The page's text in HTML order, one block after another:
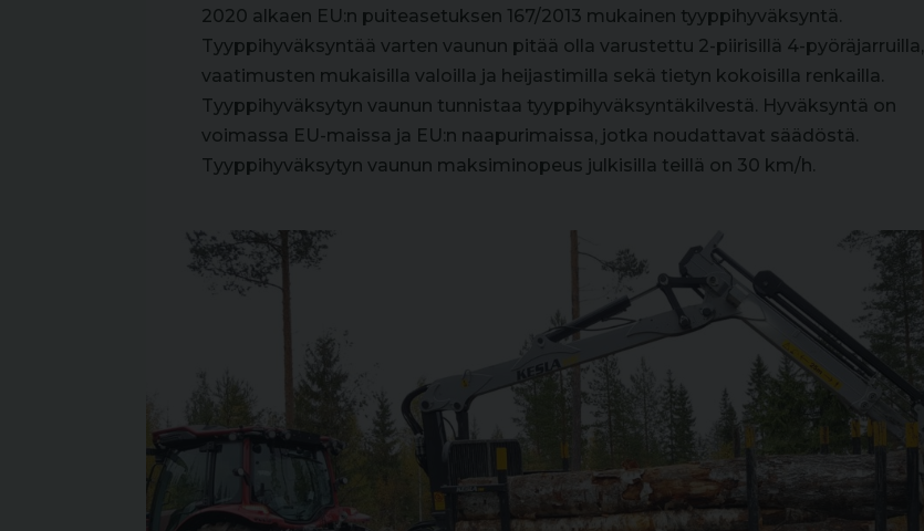
2020 alkaen EU:n puiteasetuksen 167/2013 mukainen tyyppihyväksyntä.
Tyyppihyväksyntää varten vaunun pitää olla varustettu 2-piirisillä 4-pyöräjarruilla,
vaatimusten mukaisilla valoilla ja heijastimilla sekä tietyn kokoisilla renkailla.
Tyyppihyväksytyn vaunun tunnistaa tyyppihyväksyntäkilvestä. Hyväksyntä on
voimassa EU-maissa ja EU:n naapurimaissa, jotka noudattavat säädöstä.
Tyyppihyväksytyn vaunun maksiminopeus julkisilla teillä on 30 km/h.